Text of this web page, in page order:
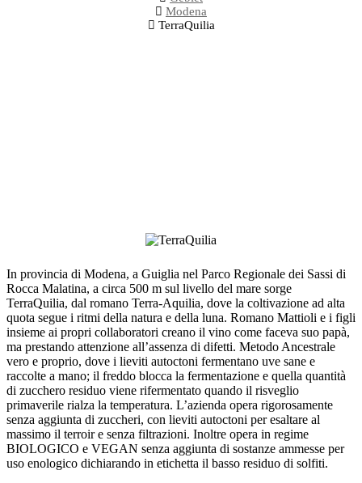
Modena
TerraQuilia
In provincia di Modena, a Guiglia nel Parco Regionale dei Sassi di
Rocca Malatina, a circa 500 m sul livello del mare sorge
TerraQuilia, dal romano Terra-Aquilia, dove la coltivazione ad alta
quota segue i ritmi della natura e della luna. Romano Mattioli e i figli
insieme ai propri collaboratori creano il vino come faceva suo papà,
ma prestando attenzione all’assenza di difetti. Metodo Ancestrale
vero e proprio, dove i lieviti autoctoni fermentano uve sane e
raccolte a mano; il freddo blocca la fermentazione e quella quantità
di zucchero residuo viene rifermentato quando il risveglio
primaverile rialza la temperatura. L’azienda opera rigorosamente
senza aggiunta di zuccheri, con lieviti autoctoni per esaltare al
massimo il terroir e senza filtrazioni. Inoltre opera in regime
BIOLOGICO e VEGAN senza aggiunta di sostanze ammesse per
uso enologico dichiarando in etichetta il basso residuo di solfiti.